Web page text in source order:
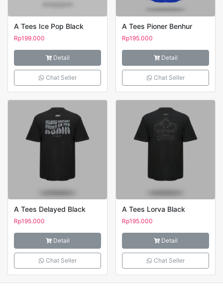
A Tees Ice Pop Black
Rp199.000
Detail
Chat Seller
A Tees Pioner Benhur
Rp195.000
Detail
Chat Seller
A Tees Delayed Black
Rp195.000
Detail
Chat Seller
A Tees Lorva Black
Rp195.000
Detail
Chat Seller